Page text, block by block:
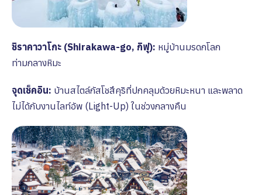
ชิราคาวาโกะ (Shirakawa-go, กิฟุ): หมู่บ้านมรดกโลก
ท่ามกลางหิมะ
จุดเช็คอิน: บ้านสไตล์กัสโชสึคุริที่ปกคลุมด้วยหิมะหนา และพลาด
ไม่ได้กับงานไลท์อัพ (Light-Up) ในช่วงกลางคืน